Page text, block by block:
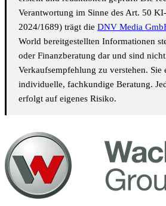
Verantwortung im Sinne des Art. 50
2024/1689) trägt die DNV Media
World bereitgestellten Informationen
oder Finanzberatung dar und sind
Verkaufsempfehlung zu verstehen. Sie
individuelle, fachkundige Beratung.
erfolgt auf eigenes Risiko.